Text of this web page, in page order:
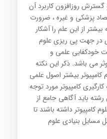
روزافزون كاربرد آن
پزشكي و غيره ، ضرورت
از اين علم را آشكار
در جهت پي ريزي علوم
خودكفايي علمي و
مي باشد. ذكر اين نكته
بيشتر اصول علمي
كامپيوتر مورد توجه
بايد آگاهي جامع از
كامپيوتر داشته باشند تا
مسايل بنيادي علوم